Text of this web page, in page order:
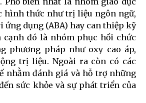
hình thức như trị liệu ngôn ngữ,
ứng dụng (ABA) hay can thiệp kỹ
cạnh đó là nhóm phục hồi chức
phương pháp như oxy cao áp,
trị liệu. Ngoài ra còn có các
nhằm đánh giá và hỗ trợ những
sức khỏe và sự phát triển của